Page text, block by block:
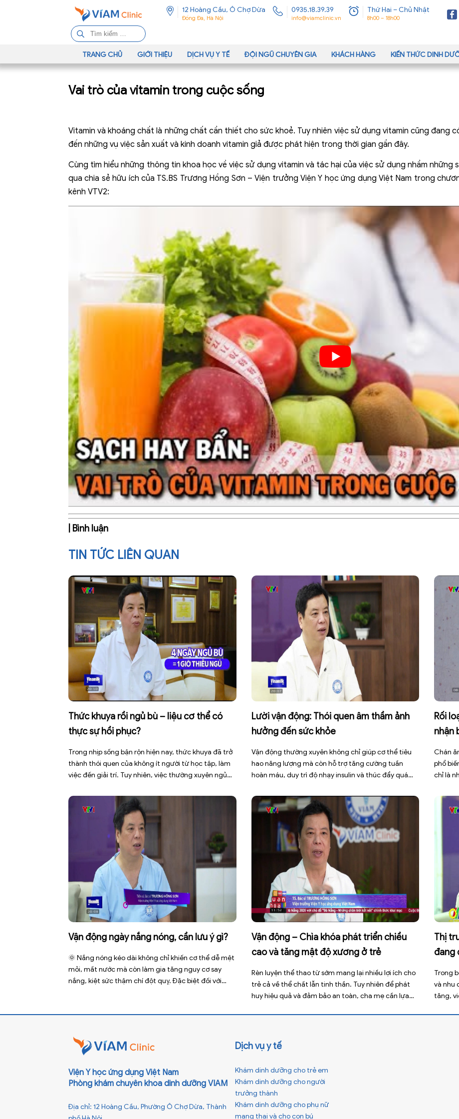
12 Hoàng Cầu, Ô Chợ Dừa
Đống Đa, Hà Nội
0935.18.39.39
info@viamclinic.vn
Thứ Hai – Chủ Nhật
8h00 – 18h00
ì
m
k
ế
o
:
TRANG CHỦ GIỚI THIỆU DỊCH VỤ Y TẾ ĐỘI NGŨ CHUYÊN GIA KHÁCH HÀNG KIẾN THỨC DINH
Vai trò của vitamin trong cuộc sống
Vitamin và khoáng chất là những chất cần thiết cho sức khoẻ. Tuy nhiên việc sử dụng vitamin cũng đang
đến những vụ việc sản xuất và kinh doanh vitamin giả được phát hiện trong thời gian gần đây.
Cùng tìm hiểu những thông tin khoa học về việc sử dụng vitamin và tác hại của việc sử dụng nhầm những
qua chia sẻ hữu ích của TS.BS Trương Hồng Sơn – Viện trưởng Viện Y học ứng dụng Việt Nam trong
kênh VTV2:
| Bình luận
TIN TỨC LIÊN QUAN
Thức khuya rồi ngủ bù – liệu cơ thể có
thực sự hồi phục?
Trong nhịp sống bận rộn hiện nay, thức khuya đã trở
thành thói quen của không ít người từ học tập, làm
việc đến giải trí. Tuy nhiên, việc thường xuyên ngủ
phục hồi, dễ rơi vào tình trạng mệt mỏi, giảm tập
trung, […]
Lười vận động: Thói quen âm thầm ảnh
hưởng đến sức khỏe
Vận động thường xuyên không chỉ giúp cơ thể tiêu
hao năng lượng mà còn hỗ trợ tăng cường tuần
hoàn máu, duy trì độ nhạy insulin và thúc đẩy quá
ngồi nhiều trong thời gian dài khiến cơ thể đốt cháy
ít […]
Rối
nhận
Chán
phổ
chỉ là
dấu
báo
Vận động ngày nắng nóng, cần lưu ý gì?
🌞 Nắng nóng kéo dài không chỉ khiến cơ thể dễ mệt
mỏi, mất nước mà còn làm gia tăng nguy cơ say
nắng, kiệt sức thậm chí đột quỵ. Đặc biệt đối với
Vận động – Chìa khóa phát triển chiều
cao và tăng mật độ xương ở trẻ
Rèn luyện thể thao từ sớm mang lại nhiều lợi ích cho
trẻ cả về thể chất lẫn tinh thần. Tuy nhiên để phát
huy hiệu quả và đảm bảo an toàn, cha mẹ cần lựa
Thị
đang
tiến
Trong
và nhu
tăng,
Viện Y học ứng dụng Việt Nam
Phòng khám chuyên khoa dinh dưỡng VIAM
Địa chỉ: 12 Hoàng Cầu, Phường Ô Chợ Dừa, Thành
Dịch vụ y tế
Khám dinh dưỡng cho trẻ em
Khám dinh dưỡng cho người
trưởng thành
Khám dinh dưỡng cho phụ nữ
mang thai và cho con bú